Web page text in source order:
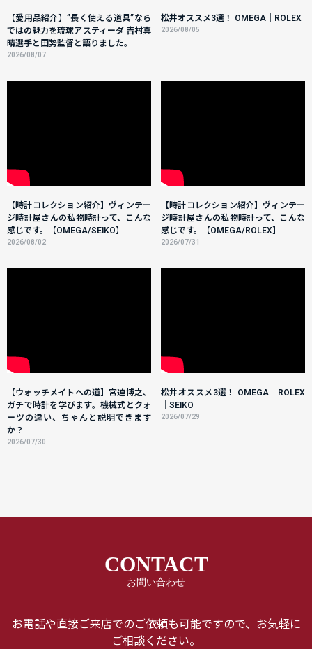
【愛用品紹介】”長く使える道具”なら
ではの魅力を琉球アスティーダ 吉村真
晴選手と田㔟監督と語りました。
2026/08/07
松井オススメ3選！ OMEGA｜ROLEX
2026/08/05
【時計コレクション紹介】ヴィンテー
ジ時計屋さんの私物時計って、こんな
感じです。【OMEGA/SEIKO】
2026/08/02
【時計コレクション紹介】ヴィンテー
ジ時計屋さんの私物時計って、こんな
感じです。【OMEGA/ROLEX】
2026/07/31
【ウォッチメイトへの道】宮迫博之、
ガチで時計を学びます。機械式とクォ
ーツの違い、ちゃんと説明できます
か？
2026/07/30
松井オススメ3選！ OMEGA｜ROLEX
｜SEIKO
2026/07/29
CONTACT
お問い合わせ
お電話や直接ご来店でのご依頼も可能ですので、お気軽に
ご相談ください。